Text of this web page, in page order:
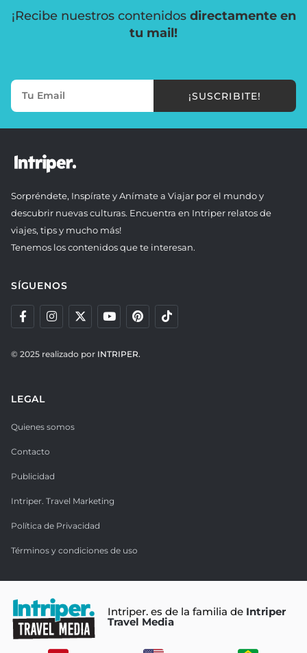
¡Recibe nuestros contenidos directamente en
tu mail!
¡SUSCRIBITE!
Sorpréndete, Inspírate y Anímate a Viajar por el mundo y
descubrir nuevas culturas. Encuentra en Intriper relatos de
viajes, tips y mucho más!
Tenemos los contenidos que te interesan.
SÍGUENOS
© 2025 realizado por INTRIPER.
LEGAL
Quienes somos
Contacto
Publicidad
Intriper. Travel Marketing
Política de Privacidad
Términos y condiciones de uso
Intriper. es de la familia de Intriper
Travel Media